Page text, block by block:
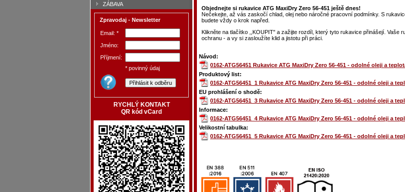
ZÁBAVA
Zpravodaj - Newsletter
Email: *
Jméno:
Příjmení:
* povinný údaj
RYCHLÝ KONTAKT
QR kód vCard
Objednejte si rukavice ATG MaxiDry Zero 56-451 ještě dnes!
Nečekejte, až vás zaskočí chlad, olej nebo náročné pracovní podmínky. S
budete vždy o krok napřed.
Klikněte na tlačítko ,,KOUPIT" a zažijte rozdíl, který tyto rukavice přinášejí. Vaše
ochranu - a vy si zasloužíte klid a jistotu při práci.
Návod:
0162-ATG56451 Rukavice ATG MaxiDry Zero 56-451 - odolné oleji a
Produktový list:
0162-ATG56451_1 Rukavice ATG MaxiDry Zero 56-451 - odolné oleji a
EU prohlášení o shodě:
0162-ATG56451_3 Rukavice ATG MaxiDry Zero 56-451 - odolné oleji a
Informace:
0162-ATG56451_4 Rukavice ATG MaxiDry Zero 56-451 - odolné oleji a
Velikostní tabulka:
0162-ATG56451_5 Rukavice ATG MaxiDry Zero 56-451 - odolné oleji a